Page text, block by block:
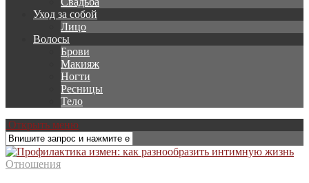
Уход за собой
Лицо
Волосы
Брови
Макияж
Ногти
Ресницы
Тело
Открыть меню
Отношения